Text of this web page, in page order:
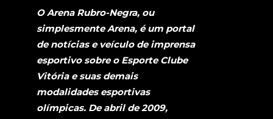
O Arena Rubro-Negra, ou
simplesmente Arena, é um portal
de notícias e veículo de imprensa
esportivo sobre o Esporte Clube
Vitória e suas demais
modalidades esportivas
olímpicas. De abril de 2009,